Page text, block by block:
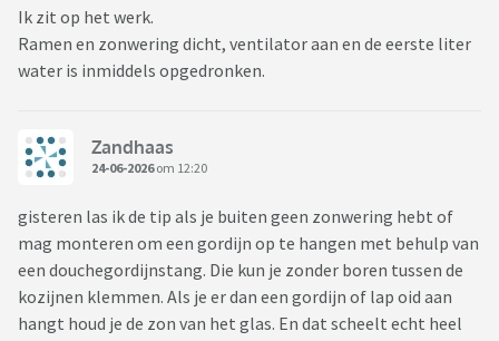
Ik zit op het werk.
Ramen en zonwering dicht, ventilator aan en de eerste liter
water is inmiddels opgedronken.
Zandhaas
24-06-2026om 12:20
gisteren las ik de tip als je buiten geen zonwering hebt of
mag monteren om een gordijn op te hangen met behulp van
een douchegordijnstang. Die kun je zonder boren tussen de
kozijnen klemmen. Als je er dan een gordijn of lap oid aan
hangt houd je de zon van het glas. En dat scheelt echt heel